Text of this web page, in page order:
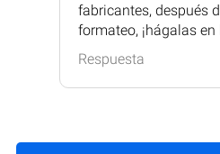
fabricantes, después
formateo, ¡hágalas
Respuesta